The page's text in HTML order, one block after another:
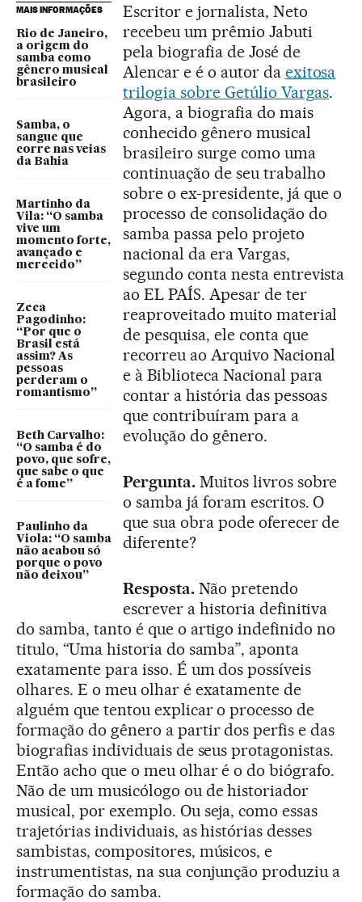
MAIS INFORMAÇÕES
Rio de Janeiro,
a origem do
samba como
gênero musical
brasileiro
Samba, o
sangue que
corre nas veias
da Bahia
Martinho da
Vila: “O samba
vive um
momento forte,
avançado e
merecido”
Zeca
Pagodinho:
“Por que o
Brasil está
assim? As
pessoas
perderam o
romantismo”
Beth Carvalho:
“O samba é do
povo, que sofre,
que sabe o que
é a fome”
Paulinho da
Viola: “O samba
não acabou só
porque o povo
não deixou”
Escritor e jornalista, Neto
recebeu um prêmio Jabuti
pela biografia de José de
Alencar e é o autor da exitosa
trilogia sobre Getúlio Vargas.
Agora, a biografia do mais
conhecido gênero musical
brasileiro surge como uma
continuação de seu trabalho
sobre o ex-presidente, já que o
processo de consolidação do
samba passa pelo projeto
nacional da era Vargas,
segundo conta nesta entrevista
ao EL PAÍS. Apesar de ter
reaproveitado muito material
de pesquisa, ele conta que
recorreu ao Arquivo Nacional
e à Biblioteca Nacional para
contar a história das pessoas
que contribuíram para a
evolução do gênero.
Pergunta.Muitos livros sobre
o samba já foram escritos. O
que sua obra pode oferecer de
diferente?
Resposta.Não pretendo
escrever a historia definitiva
do samba, tanto é que o artigo indefinido no
titulo, “Uma historia do samba”, aponta
exatamente para isso. É um dos possíveis
olhares. E o meu olhar é exatamente de
alguém que tentou explicar o processo de
formação do gênero a partir dos perfis e das
biografias individuais de seus protagonistas.
Então acho que o meu olhar é o do biógrafo.
Não de um musicólogo ou de historiador
musical, por exemplo. Ou seja, como essas
trajetórias individuais, as histórias desses
sambistas, compositores, músicos, e
instrumentistas, na sua conjunção produziu a
formação do samba.